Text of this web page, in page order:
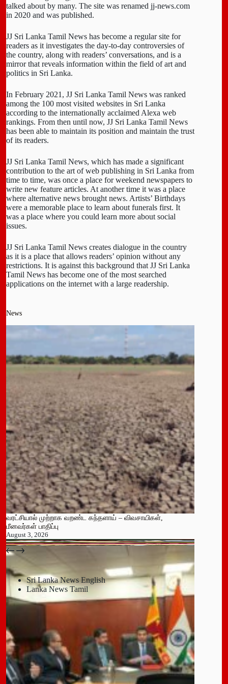
talked about by many. The site was renamed jj-news.com
in 2020 and was published.
JJ Sri Lanka Tamil News has become a regular site for
readers as it investigates the day-to-day controversies of
the country, along with readers’ conversations, and is a
mirror that reveals information within the field of art and
politics in Sri Lanka.
In February 2021, JJ Sri Lanka Tamil News was ranked
among the 100 most visited websites in Sri Lanka
according to the internationally acclaimed Alexa web
rankings. From then until now, JJ Sri Lanka Tamil News
has been able to maintain its position and maintain the trust
of its readers.
JJ Sri Lanka Tamil News, which has made a significant
contribution to the art of web publishing in Sri Lanka from
time to time, was once a place for weekend newspapers to
write new feature articles. At another time it was a place
where alternative news brought news. Artists’ Birthdays
were a memorable place to learn about funerals first. It
was a place where you could learn more about social
issues.
JJ Sri Lanka Tamil News creates dialogue in the country
as it is a place that allows readers’ opinion without any
restrictions. It is against this background that JJ Sri Lanka
Tamil News has become one of the most searched
applications on the internet with a large readership.
News
வரட்சியால் முற்றாக வறண்ட கந்தளாய் – விவசாயிகள்,
மீனவர்கள் பாதிப்பு
August 3, 2026
பதுளை மாநகர சபையின் NPP உறுப்பினர் திடீர் ராஜினாமா!
July 14, 2026
Sri Lanka News English
Lanka News Tamil
Leave a Reply
You must be
logged into post a comment.